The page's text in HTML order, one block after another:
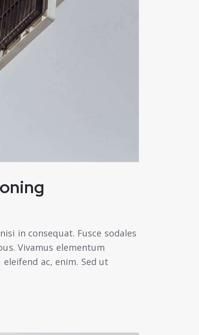
in consequat. Fusce sodales
Vivamus elementum
ac, enim. Sed ut